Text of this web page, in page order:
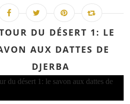
DU DÉSERT 1: LE
AUX DATTES DE
DJERBA